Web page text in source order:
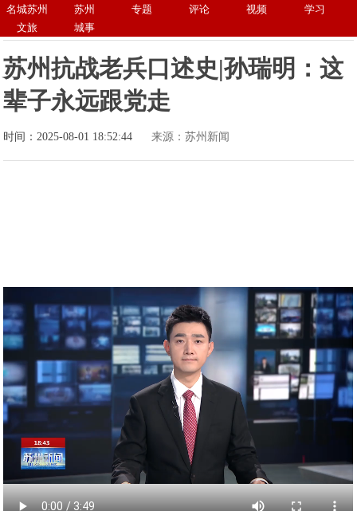
名城苏州 苏州 专题 评论 视频
学习
文旅
城事
苏州抗战老兵口述史|孙瑞明：这
辈子永远跟党走
时间：2025-08-01 18:52:44 来源：苏州新闻